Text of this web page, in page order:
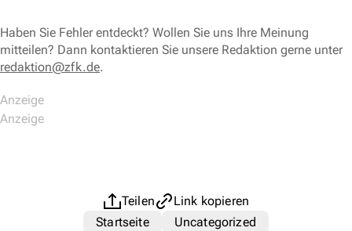
Haben Sie Fehler entdeckt? Wollen Sie uns Ihre Meinung
mitteilen? Dann kontaktieren Sie unsere Redaktion gerne unter
redaktion@zfk.de.
Teilen
Link kopieren
Startseite
Uncategorized